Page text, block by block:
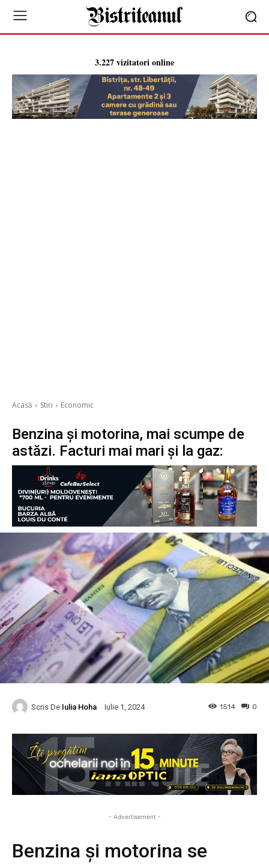
3.227 vizitatori online
Acasă Stiri Economic
Benzina și motorina, mai scumpe de
astăzi. Facturi mai mari și la gaz:
Scris De Iulia Hoha Iulie 1, 2024 0
1514
- Advertisement -
Benzina și motorina se